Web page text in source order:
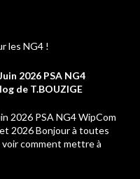
les NG4 !
2026 PSA NG4
de T.BOUZIGE
2026 PSA NG4 WipCom
2026 Bonjour à toutes
voir comment mettre à